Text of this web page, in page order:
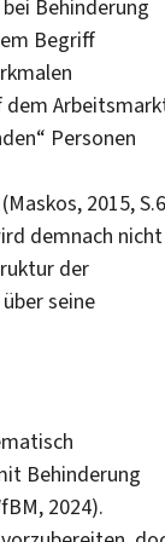
Behinderung
Begriff
dem
Personen
2015,
demnach nicht
der
seine
Behinderung
2024).